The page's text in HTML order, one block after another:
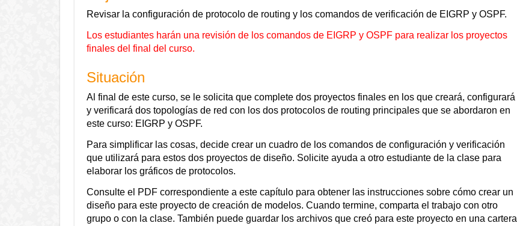
Revisar la configuración de protocolo de routing y los comandos de verificación de EIGRP y OSPF.
Los estudiantes harán una revisión de los comandos de EIGRP y OSPF para realizar los proyectos
finales del final del curso.
Situación
Al final de este curso, se le solicita que complete dos proyectos finales en los que creará, configurará
y verificará dos topologías de red con los dos protocolos de routing principales que se abordaron en
este curso: EIGRP y OSPF.
Para simplificar las cosas, decide crear un cuadro de los comandos de configuración y verificación
que utilizará para estos dos proyectos de diseño. Solicite ayuda a otro estudiante de la clase para
elaborar los gráficos de protocolos.
Consulte el PDF correspondiente a este capítulo para obtener las instrucciones sobre cómo crear un
diseño para este proyecto de creación de modelos. Cuando termine, comparta el trabajo con otro
grupo o con la clase. También puede guardar los archivos que creó para este proyecto en una cartera